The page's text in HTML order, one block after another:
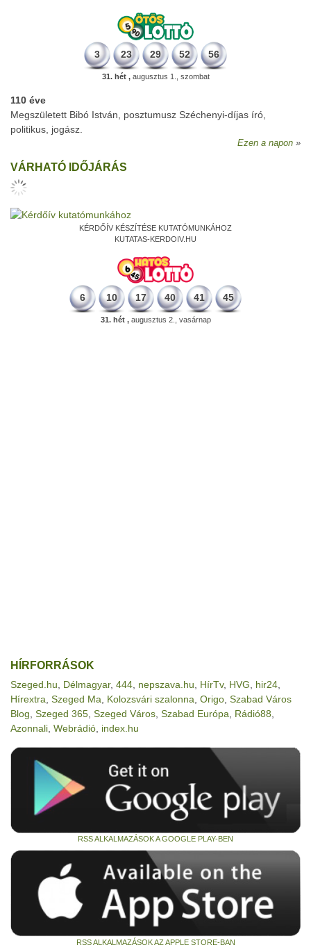
3 23 29 52 56
31. hét ,augusztus 1., szombat
110 éve
Megszületett Bibó István, posztumusz Széchenyi-díjas író,
politikus, jogász.
Ezen a napon
VÁRHATÓ IDŐJÁRÁS
KÉRDŐÍV KÉSZÍTÉSE KUTATÓMUNKÁHOZ
KUTATAS-KERDOIV.HU
6 10 17 40 41 45
31. hét ,augusztus 2., vasárnap
HÍRFORRÁSOK
Szeged.hu Délmagyar, 444 nepszava.hu HírTv, HVG hir24
Hírextra Szeged Ma Kolozsvári szalonna Origo Szabad Város
Blog Szeged 365 Szeged Város Szabad Európa Rádió88
Azonnali Webrádió index.hu
RSS ALKALMAZÁSOK A GOOGLE PLAY-BEN
RSS ALKALMAZÁSOK AZ APPLE STORE-BAN